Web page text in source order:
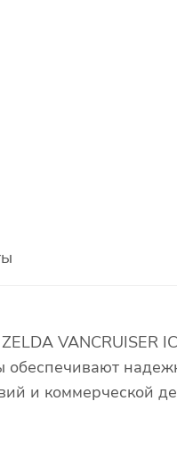
и коммерческой